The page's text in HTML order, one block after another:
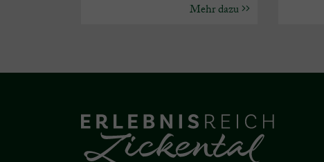
Mehr dazu